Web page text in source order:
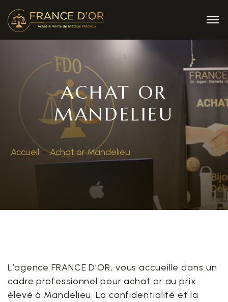
ACHAT OR
MANDELIEU
Accueil » Achat or Mandelieu
L’agence FRANCE D’OR, vous accueille dans un
cadre professionnel pour achat or au prix
élevé à Mandelieu. La confidentialité et la